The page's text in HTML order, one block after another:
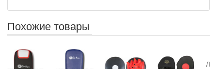
Похожие товары